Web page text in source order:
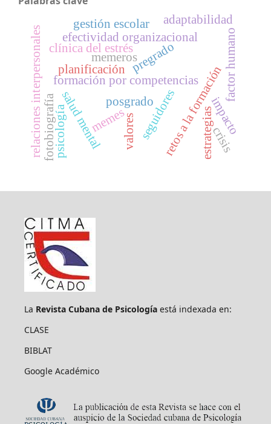
formación por competencias
posgrado
pregrado
retos a la formación
efectividad organizacional factor humano
relaciones interpersonales memes
memeros
seguidores
salud mental
clínica del estrés
impacto
valores estrategias
planificación
gestión escolar
fotobiografía
adaptabilidad
crisis
psicología
La Revista Cubana de Psicologíaestá indexada en:
CLASE
BIBLAT
Google Académico